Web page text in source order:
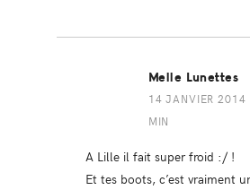
Melle Lunettes
14 JANVIER 2014
MIN
A Lille il fait super froid :/ !
Et tes boots, c’est vraiment